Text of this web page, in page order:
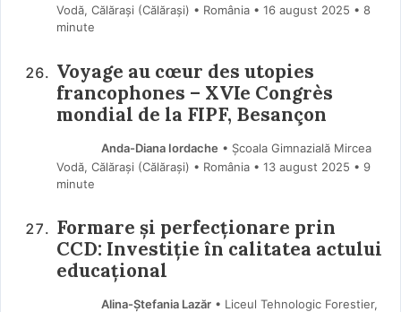
Vodă, Călărași (Călărași) • România
16 august 2025 • 8
minute
Voyage au cœur des utopies
francophones – XVIe Congrès
mondial de la FIPF, Besançon
Anda-Diana Iordache • Școala Gimnazială Mircea
Vodă, Călărași (Călărași) • România
13 august 2025 • 9
minute
Formare și perfecționare prin
CCD: Investiție în calitatea actului
educațional
Alina-Ștefania Lazăr• Liceul Tehnologic Forestier,